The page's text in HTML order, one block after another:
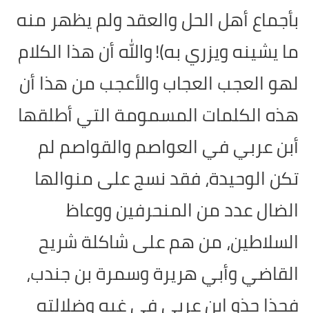
بأجماع أهل الحل والعقد ولم يظهر منه
ما يشينه ويزري به)!والله أن هذا الكلام
لهو العجب العجاب والأعجب من هذا أن
هذه الكلمات المسمومة التي أطلقها
أبن عربي في العواصم والقواصم لم
تكن الوحيدة، فقد نسج على منوالها
الضال عدد من المنحرفين ووعاظ
السلاطين، من هم على شاكلة شريح
القاضي وأبي هريرة وسمرة بن جندب،
فحذا حذو ابن عربي في غيه وضلالته